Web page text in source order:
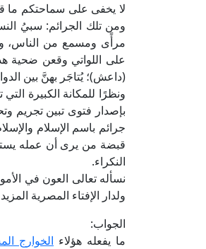
لا يخفى على سماحتكم ما
ومن تلك الجرائم: سبيُ
مرأًى ومسمع من الناس،
على اللواتي وقعن ضحية
(داعش)؛ يُتاجَر بهنَّ بين
ونظرًا للمكانة الكبيرة
بإصدار فتوى تبين تجريم
جرائم باسم الإسلام
قبضة من يرى أن عمله
النكراء.
نسأله تعالى العون في
ولدار الإفتاء المصرية
الجواب:
ما يفعله هؤلاء الخوارج